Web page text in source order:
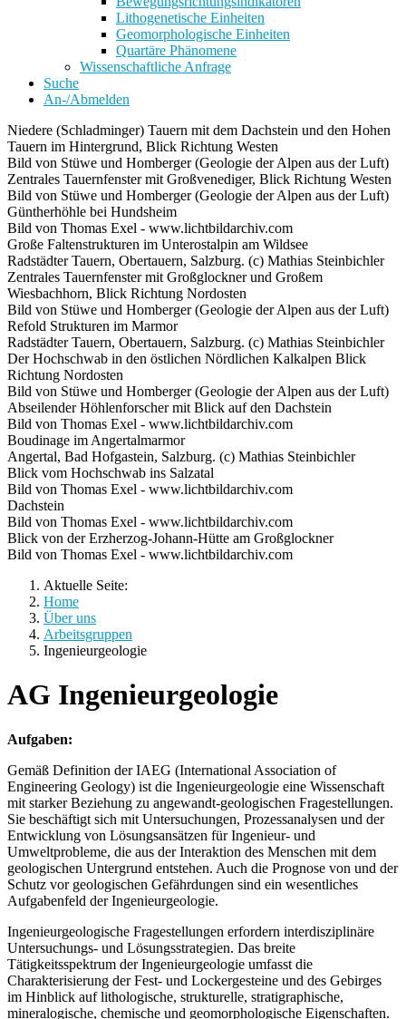
Lithogenetische Einheiten
Geomorphologische Einheiten
Quartäre Phänomene
Wissenschaftliche Anfrage
Suche
An-/Abmelden
Niedere (Schladminger) Tauern mit dem Dachstein und den Hohen
Tauern im Hintergrund, Blick Richtung Westen
Bild von Stüwe und Homberger (Geologie der Alpen aus der Luft)
Zentrales Tauernfenster mit Großvenediger, Blick Richtung Westen
Bild von Stüwe und Homberger (Geologie der Alpen aus der Luft)
Güntherhöhle bei Hundsheim
Bild von Thomas Exel - www.lichtbildarchiv.com
Große Faltenstrukturen im Unterostalpin am Wildsee
Radstädter Tauern, Obertauern, Salzburg. (c) Mathias Steinbichler
Zentrales Tauernfenster mit Großglockner und Großem
Wiesbachhorn, Blick Richtung Nordosten
Bild von Stüwe und Homberger (Geologie der Alpen aus der Luft)
Refold Strukturen im Marmor
Radstädter Tauern, Obertauern, Salzburg. (c) Mathias Steinbichler
Der Hochschwab in den östlichen Nördlichen Kalkalpen Blick
Richtung Nordosten
Bild von Stüwe und Homberger (Geologie der Alpen aus der Luft)
Abseilender Höhlenforscher mit Blick auf den Dachstein
Bild von Thomas Exel - www.lichtbildarchiv.com
Boudinage im Angertalmarmor
Angertal, Bad Hofgastein, Salzburg. (c) Mathias Steinbichler
Blick vom Hochschwab ins Salzatal
Bild von Thomas Exel - www.lichtbildarchiv.com
Dachstein
Bild von Thomas Exel - www.lichtbildarchiv.com
Blick von der Erzherzog-Johann-Hütte am Großglockner
Bild von Thomas Exel - www.lichtbildarchiv.com
Aktuelle Seite:
Home
Über uns
Arbeitsgruppen
Ingenieurgeologie
AG Ingenieurgeologie
Aufgaben:
Gemäß Definition der IAEG (International Association of
Engineering Geology) ist die Ingenieurgeologie eine Wissenschaft
mit starker Beziehung zu angewandt-geologischen Fragestellungen.
Sie beschäftigt sich mit Untersuchungen, Prozessanalysen und der
Entwicklung von Lösungsansätzen für Ingenieur- und
Umweltprobleme, die aus der Interaktion des Menschen mit dem
geologischen Untergrund entstehen. Auch die Prognose von und der
Schutz vor geologischen Gefährdungen sind ein wesentliches
Aufgabenfeld der Ingenieurgeologie.
Ingenieurgeologische Fragestellungen erfordern interdisziplinäre
Untersuchungs- und Lösungsstrategien. Das breite
Tätigkeitsspektrum der Ingenieurgeologie umfasst die
Charakterisierung der Fest- und Lockergesteine und des Gebirges
im Hinblick auf lithologische, strukturelle, stratigraphische,
mineralogische, chemische und geomorphologische Eigenschaften.